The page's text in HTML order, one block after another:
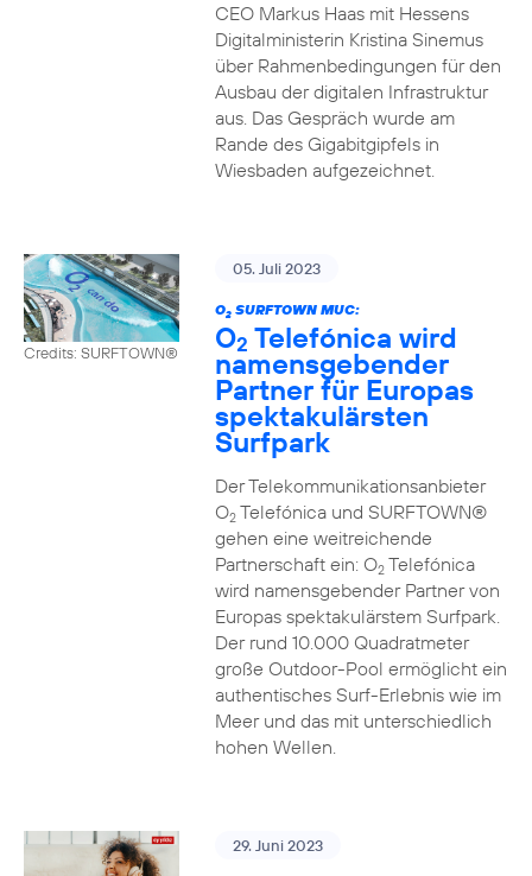
CEO Markus Haas mit Hessens
Digitalministerin Kristina Sinemus
über Rahmenbedingungen für den
Ausbau der digitalen Infrastruktur
aus. Das Gespräch wurde am
Rande des Gigabitgipfels in
Wiesbaden aufgezeichnet.
Credits: SURFTOWN®
05. Juli 2023
O2SURFTOWN MUC:
O2 Telefónica wird
namensgebender
Partner für Europas
spektakulärsten
Surfpark
Der Telekommunikationsanbieter
O2Telefónica und SURFTOWN®
gehen eine weitreichende
Partnerschaft ein: O2Telefónica
wird namensgebender Partner von
Europas spektakulärstem Surfpark.
Der rund 10.000 Quadratmeter
große Outdoor-Pool ermöglicht ein
authentisches Surf-Erlebnis wie im
Meer und das mit unterschiedlich
hohen Wellen.
29. Juni 2023